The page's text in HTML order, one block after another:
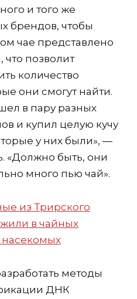
и того же
брендов, чтобы
чае представлено
что позволит
количество
они смогут найти.
в пару разных
и купил целую кучу
у них были», —
«Должно быть, они
много пью чай».
методы
ДНК